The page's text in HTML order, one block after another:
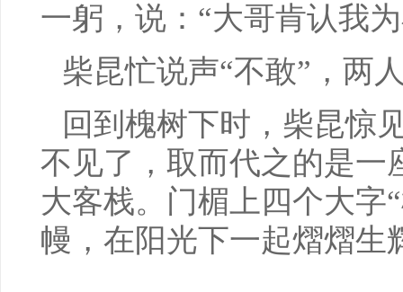
一躬，说：“大哥肯认我
柴昆忙说声“不敢”，两
回到槐树下时，柴昆惊
不见了，取而代之的是一
大客栈。门楣上四个大字
幔，在阳光下一起熠熠生